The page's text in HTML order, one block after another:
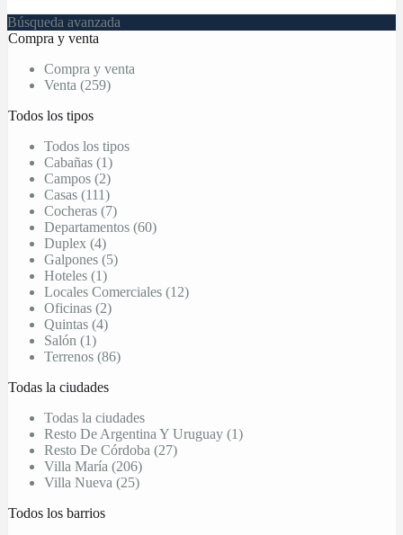
Búsqueda avanzada
Compra y venta
Compra y venta
Venta (259)
Todos los tipos
Todos los tipos
Cabañas (1)
Campos (2)
Casas (111)
Cocheras (7)
Departamentos (60)
Duplex (4)
Galpones (5)
Hoteles (1)
Locales Comerciales (12)
Oficinas (2)
Quintas (4)
Salón (1)
Terrenos (86)
Todas la ciudades
Todas la ciudades
Resto De Argentina Y Uruguay (1)
Resto De Córdoba (27)
Villa María (206)
Villa Nueva (25)
Todos los barrios